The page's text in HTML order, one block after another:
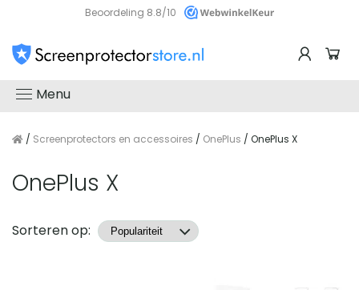
Beoordeling 8.8/10
Menu
/ Screenprotectors en accessoires / OnePlus / OnePlus X
OnePlus X
Producten
Sorteren op: